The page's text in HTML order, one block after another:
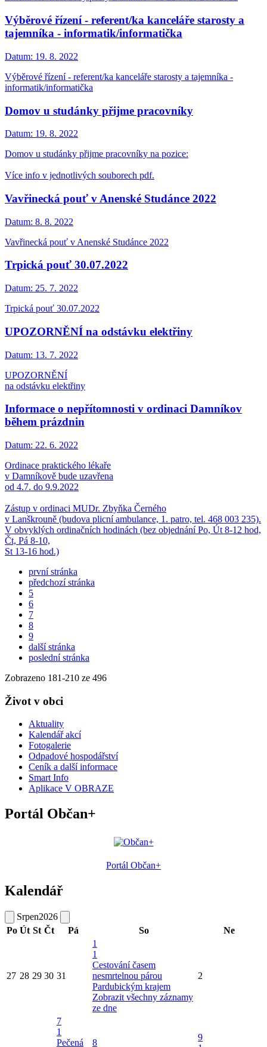
Výběrové řízení ‐ referent/ka kanceláře starosty a
tajemníka ‐ informatik/informatička
Datum: 19. 8. 2022
Výběrové řízení ‐ referent/ka kanceláře starosty a tajemníka ‐
informatik/informatička
Domov u studánky přijme pracovníky
Datum: 19. 8. 2022
Domov u studánky přijme pracovníky na pozice:
Více info v jednotlivých souborech pdf.
Vavřinecká pouť v Anenské Studánce 2022
Datum: 8. 8. 2022
Vavřinecká pouť v Anenské Studánce 2022
Trpická pouť 30.07.2022
Datum: 25. 7. 2022
Trpická pouť 30.07.2022
UPOZORNĚNÍ na odstávku elektřiny
Datum: 13. 7. 2022
UPOZORNĚNÍ
na odstávku elektřiny
Informace o nepřítomnosti v ordinaci Damníkov
během prázdnin
Datum: 22. 6. 2022
Ordinace praktického lékaře
v Damníkově bude uzavřena
od 4.7. do 9.9.2022
Zástup v ordinaci MUDr. Zbyňka Černého
v Lanškrouně (budova plicní ambulance, 1. patro, tel. 468 003 235).
V obvyklých ordinačních hodinách (bez objednání Po, Út 8-12 hod,
Čt, Pá 8-10,
St 13-16 hod.)
první stránka
předchozí stránka
5
6
7
8
9
další stránka
poslední stránka
Zobrazeno 181-210 ze 496
Život v obci
Aktuality
Kalendář akcí
Fotogalerie
Odpadové hospodářství
Ceník a další informace
Smart Info
Aplikace V OBRAZE
Portál Občan+
Portál Občan+
Kalendář
Srpen2026
Po Út St Čt Pá So Ne
27 28 29 30 31
1
1
Cestování časem
nesmrtelnou párou
Pardubickým krajem
Zobrazit všechny záznamy
ze dne
2
7
1
Pečená
8
9